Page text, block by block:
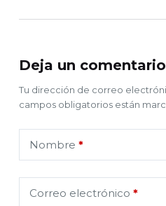
Deja un comentario
Tu dirección de correo
campos obligatorios están
Nombre *
Correo electrónico *